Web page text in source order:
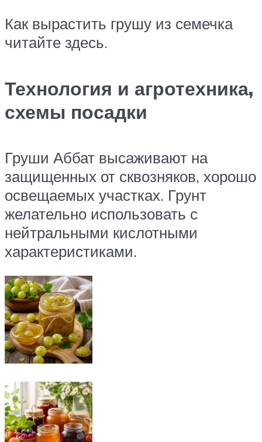
Как вырастить грушу из семечка
читайте здесь.
Технология и агротехника,
схемы посадки
Груши Аббат высаживают на
защищенных от сквозняков, хорошо
освещаемых участках. Грунт
желательно использовать с
нейтральными кислотными
характеристиками.